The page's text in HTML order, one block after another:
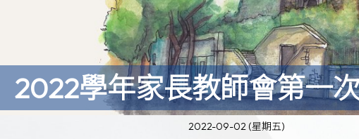
2022學年家長教師會第一
2022-09-02 (星期五)